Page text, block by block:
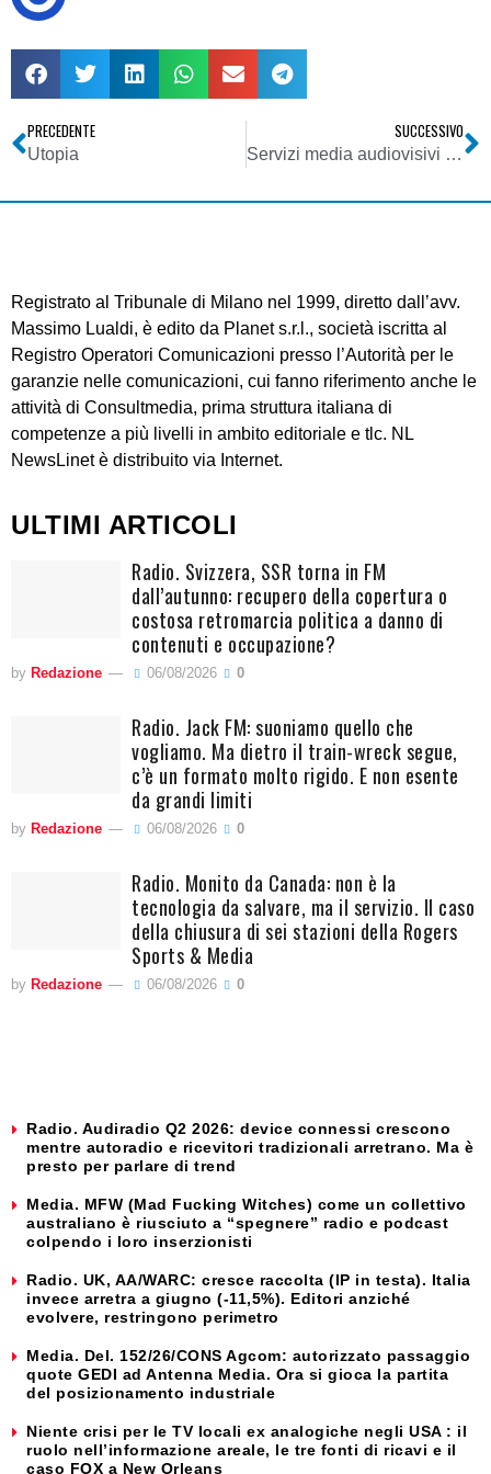
PRECEDENTE
Utopia
SUCCESSIVO
Servizi media audiovisivi ex D. Lgs. 15/03/2010, n. 44
Registrato al Tribunale di Milano nel 1999, diretto dall’avv.
Massimo Lualdi, è edito da Planet s.r.l., società iscritta al
Registro Operatori Comunicazioni presso l’Autorità per le
garanzie nelle comunicazioni, cui fanno riferimento anche le
attività di Consultmedia, prima struttura italiana di
competenze a più livelli in ambito editoriale e tlc. NL
NewsLinet è distribuito via Internet.
ULTIMI ARTICOLI
Radio. Svizzera, SSR torna in FM
dall’autunno: recupero della copertura o
costosa retromarcia politica a danno di
contenuti e occupazione?
by Redazione 06/08/2026 0
Radio. Jack FM: suoniamo quello che
vogliamo. Ma dietro il train-wreck segue,
c’è un formato molto rigido. E non esente
da grandi limiti
by Redazione 06/08/2026 0
Radio. Monito da Canada: non è la
tecnologia da salvare, ma il servizio. Il caso
della chiusura di sei stazioni della Rogers
Sports & Media
by Redazione 06/08/2026 0
Radio. Audiradio Q2 2026: device connessi crescono
mentre autoradio e ricevitori tradizionali arretrano. Ma è
presto per parlare di trend
Media. MFW (Mad Fucking Witches) come un collettivo
australiano è riusciuto a “spegnere” radio e podcast
colpendo i loro inserzionisti
Radio. UK, AA/WARC: cresce raccolta (IP in testa). Italia
invece arretra a giugno (-11,5%). Editori anziché
evolvere, restringono perimetro
Media. Del. 152/26/CONS Agcom: autorizzato passaggio
quote GEDI ad Antenna Media. Ora si gioca la partita
del posizionamento industriale
Niente crisi per le TV locali ex analogiche negli USA : il
ruolo nell’informazione areale, le tre fonti di ricavi e il
caso FOX a New Orleans